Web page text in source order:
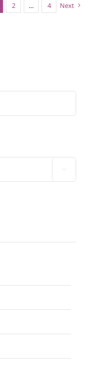
2 … 4 Next